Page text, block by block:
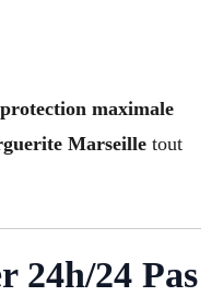
protection maximale
Marseille tout
24h/24 Pas